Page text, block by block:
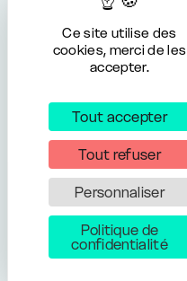
Ce site utilise des
cookies, merci de les
accepter.
Tout accepter
Tout refuser
Personnaliser
Politique de
confidentialité